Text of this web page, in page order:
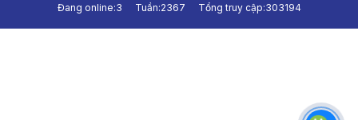
Đang online:3 Tuần:2367 Tổng truy cập:303194